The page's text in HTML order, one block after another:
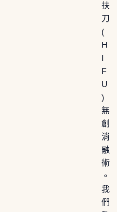
扶
刀
(
H
I
F
U
)
無
創
消
融
術
。
我
們